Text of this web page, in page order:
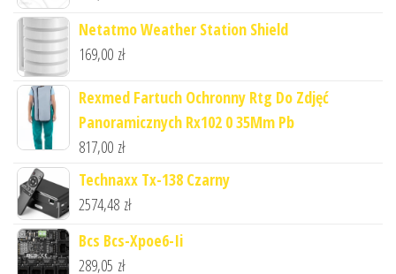
Netatmo Weather Station Shield
169,00 zł
Rexmed Fartuch Ochronny Rtg Do Zdjęć
Panoramicznych Rx102 0 35Mm Pb
817,00 zł
Technaxx Tx-138 Czarny
2574,48 zł
Bcs Bcs-Xpoe6-Ii
289,05 zł